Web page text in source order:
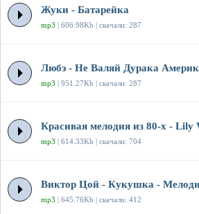
Жуки - Батарейка
mp3 | 606.98Kb | скачали: 287
Любэ - Не Валяй Дурака
mp3 | 951.27Kb | скачали: 287
Красивая мелодия из 80-х - Lily
mp3 | 614.33Kb | скачали: 704
Виктор Цой - Кукушка -
mp3 | 645.76Kb | скачали: 412